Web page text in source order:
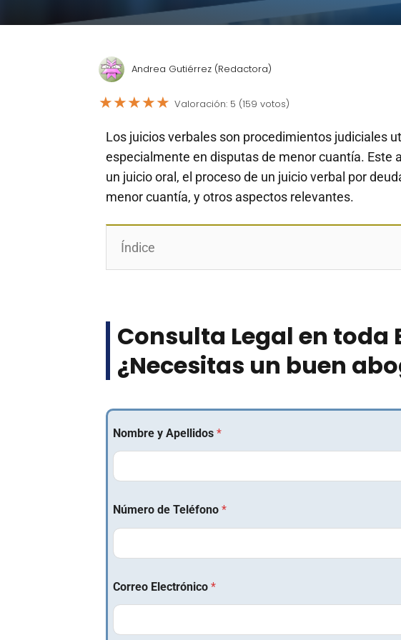
Andrea Gutiérrez (Redactora)
★★★★★ Valoración: 5 (159 votos)
Los juicios verbales son procedimientos judiciales
especialmente en disputas de menor cuantía. Este
un juicio oral, el proceso de un juicio verbal por
menor cuantía, y otros aspectos relevantes.
Índice
Consulta Legal en toda
¿Necesitas un buen
Nombre y Apellidos *
Número de Teléfono *
Correo Electrónico *